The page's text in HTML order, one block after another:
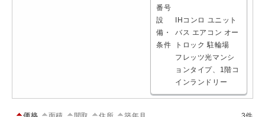
番号
設
備・
条件
IHコンロ ユニット
バス エアコン オー
トロック 駐輪場
フレッツ光マンシ
ョンタイプ、1階コ
インランドリー